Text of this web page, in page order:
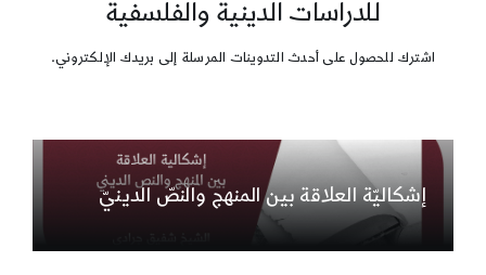
للدراسات الدينية والفلسفية
اشترك للحصول على أحدث التدوينات المرسلة إلى بريدك الإلكتروني.
إشكاليّة العلاقة بين المنهج والنصّ الدينيّ